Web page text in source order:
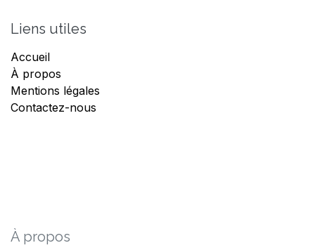
Liens utiles
Accueil
À propos
Mentions légales
Contactez-nous
À propos